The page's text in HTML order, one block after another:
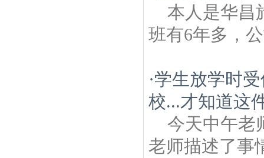
本人是华昌
班有6年多，
·学生放学时
校...才知道这
今天中午老
老师描述了事